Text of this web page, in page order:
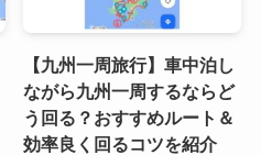
【九州一周旅行】車中泊し
ながら九州一周するならど
う回る？おすすめルート＆
効率良く回るコツを紹介